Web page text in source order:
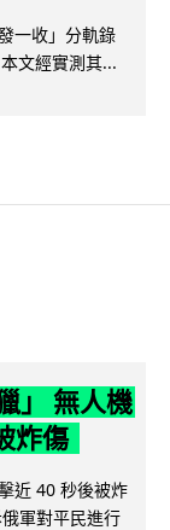
一收」分軌錄
文經實測其...
」 無人機
炸傷
近 40 秒後被炸
軍對平民進行